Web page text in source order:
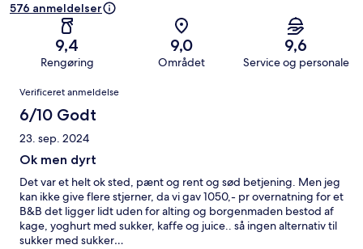
576 anmeldelser
9,4
Rengøring
9,0
Området
9,6
Service og personale
Anmeldelser
Verificeret anmeldelse
6/10 Godt
23. sep. 2024
Ok men dyrt
Det var et helt ok sted, pænt og rent og sød betjening. Men jeg
kan ikke give flere stjerner, da vi gav 1050,- pr overnatning for et
B&B det ligger lidt uden for alting og borgenmaden bestod af
kage, yoghurt med sukker, kaffe og juice.. så ingen alternativ til
sukker med sukker…